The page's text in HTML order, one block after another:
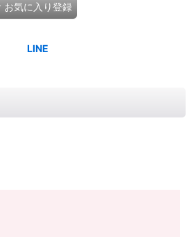
お気に入り登録